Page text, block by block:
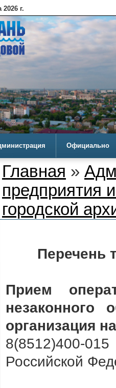
2026 г.
Официально
Главная »
предприятия
городской
Перечень
Прием
незаконного
организация
8(8512)400-
Российской